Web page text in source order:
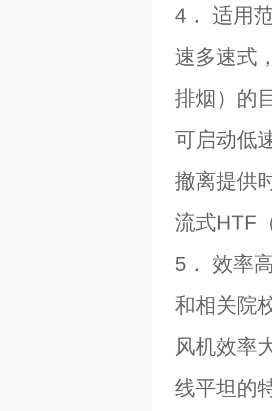
4． 适用
速多速式
排烟）的
可启动低
撤离提供
流式HTF
5． 效率
和相关院
风机效率
线平坦的